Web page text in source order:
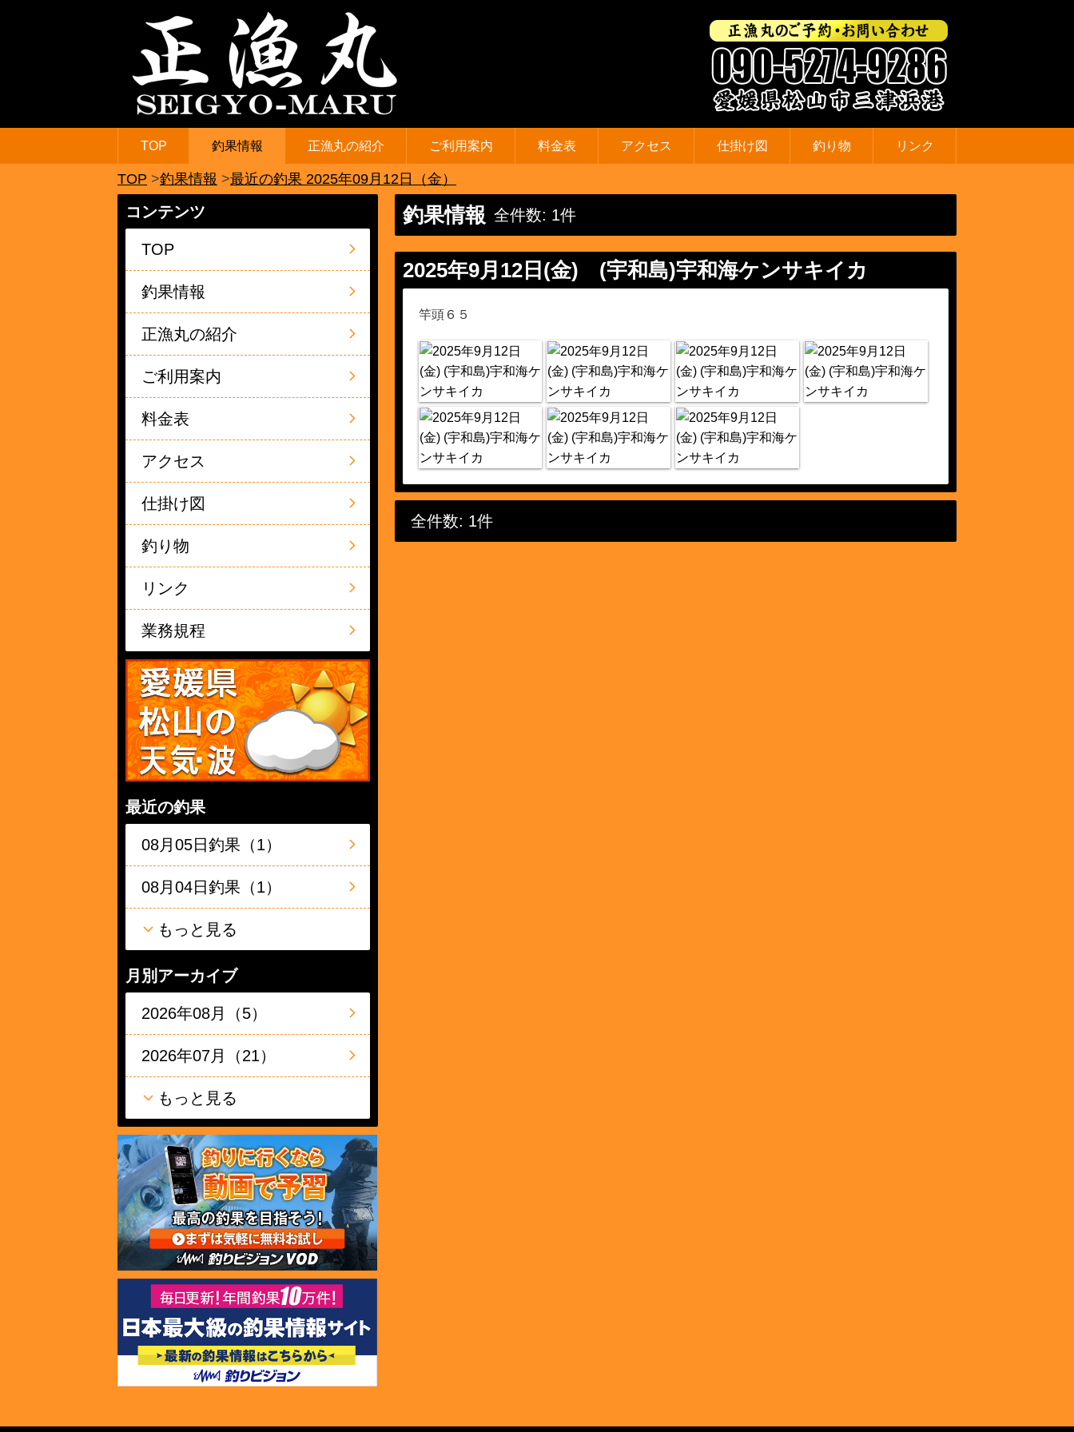
TOP 釣果情報 正漁丸の紹介 ご利用案内 料金表 アクセス 仕掛け図 釣り物 リンク
TOP 釣果情報 最近の釣果 2025年09月12日（金）
釣果情報 全件数: 1件
2025年9月12日(金) (宇和島)宇和海ケンサキイカ
竿頭６５
全件数: 1件
コンテンツ
TOP
釣果情報
正漁丸の紹介
ご利用案内
料金表
アクセス
仕掛け図
釣り物
リンク
業務規程
最近の釣果
08月05日釣果（1）
08月04日釣果（1）
もっと見る
月別アーカイブ
2026年08月（5）
2026年07月（21）
もっと見る